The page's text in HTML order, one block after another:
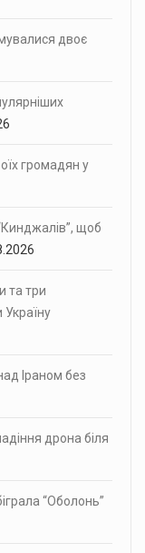
двоє
громадян у
щоб
та три
Україну
Іраном без
дрона біля
“Оболонь”